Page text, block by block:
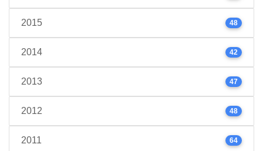
2015 48
2014 42
2013 47
2012 48
2011 64